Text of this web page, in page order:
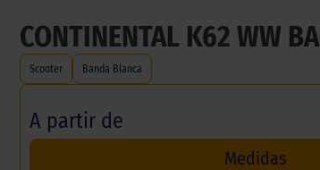
CONTINENTAL K62 WW
Scooter Banda Blanca
A partir de
Medidas